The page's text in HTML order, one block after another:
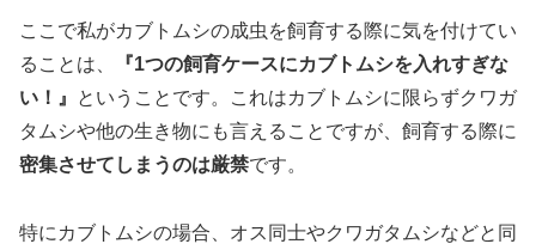
ここで私がカブトムシの成虫を飼育する際に気を付けてい
ることは、
『1つの飼育ケースにカブトムシを入れすぎな
い！』
ということです。これはカブトムシに限らずクワガ
タムシや他の生き物にも言えることですが、飼育する際に
密集させてしまうのは厳禁です。
特にカブトムシの場合、オス同士やクワガタムシなどと同